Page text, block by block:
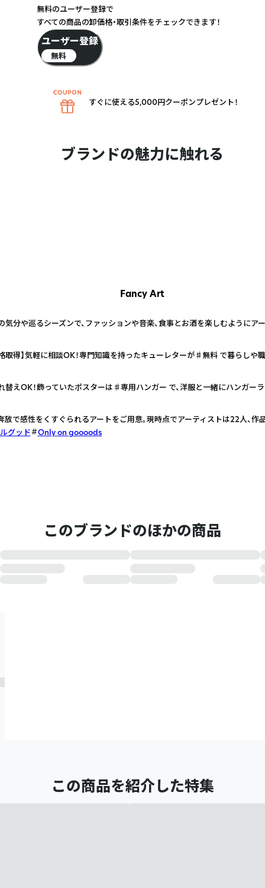
ブランドの魅力に触れる
Fancy Art
気分や巡るシーズンで、ファッションや音楽、食事とお酒を楽しむようにア
取得】気軽に相談OK！専門知識を持ったキューレターが♯無料 で暮らしや
替えOK！飾っていたポスターは♯専用ハンガー で、洋服と一緒にハンガー
放で感性をくすぐられるアートをご用意。現時点でアーティストは22人、作
グッド
Only on goooods
このブランドのほかの商品
この商品を紹介した特集
無料のユーザー登録で
すべての商品の卸価格・取引条件をチェックできます！
ユーザー登録
無料
すぐに使える5,000円クーポンプレゼント！